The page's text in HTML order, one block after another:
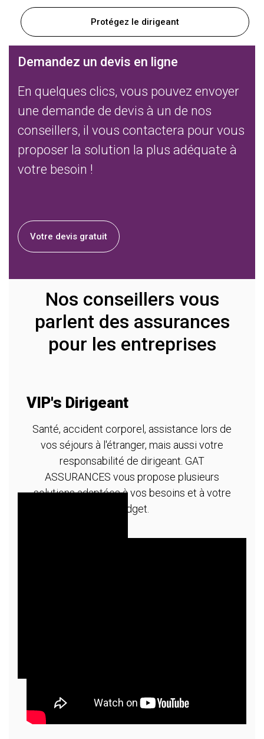
Protégez le dirigeant
Demandez un devis en ligne
En quelques clics, vous pouvez envoyer
une demande de devis à un de nos
conseillers, il vous contactera pour vous
proposer la solution la plus adéquate à
votre besoin !
Votre devis gratuit
Nos conseillers vous
parlent des assurances
pour les entreprises
VIP's Dirigeant
Santé, accident corporel, assistance lors de
vos séjours à l'étranger, mais aussi votre
responsabilité de dirigeant. GAT
ASSURANCES vous propose plusieurs
solutions adaptées à vos besoins et à votre
budget.